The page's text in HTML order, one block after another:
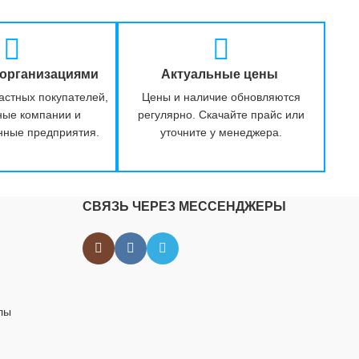
покупателей,
компании и
предприятия.
Актуальные цены
Цены и наличие обновляются
регулярно. Скачайте прайс или
уточните у менеджера.
СВЯЗЬ ЧЕРЕЗ МЕССЕНДЖЕРЫ